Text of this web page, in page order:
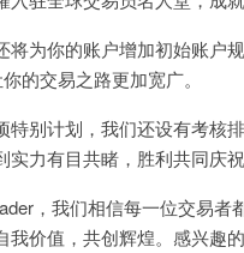
将为你的账户增加初始账户
的交易之路更加宽广。
特别计划，我们还设有考核
实力有目共睹，胜利共同庆祝
，我们相信每一位交易
我价值，共创辉煌。感兴趣